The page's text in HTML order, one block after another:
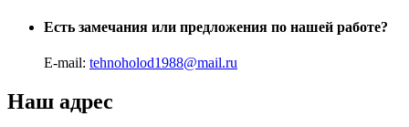
Есть замечания или предложения по нашей работе?
E-mail: tehnoholod1988@mail.ru
Наш адрес